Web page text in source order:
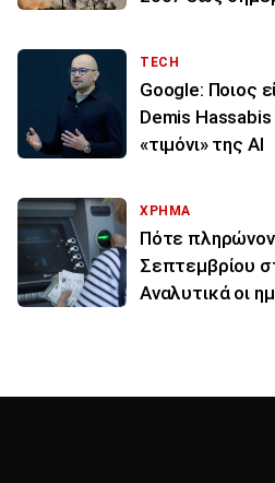
TECH
Google: Ποιος
Demis
«τιμόνι» της ΑΙ
ΧΡΗΜΑ
Πότε
Σεπτεμβρίου
Αναλυτικά οι